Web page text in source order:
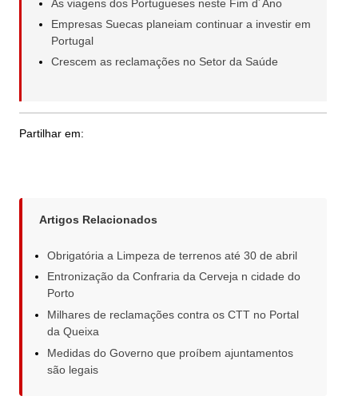
As viagens dos Portugueses neste Fim d´Áno
Empresas Suecas planeiam continuar a investir em
Portugal
Crescem as reclamações no Setor da Saúde
Partilhar em:
Artigos Relacionados
Obrigatória a Limpeza de terrenos até 30 de abril
Entronização da Confraria da Cerveja n cidade do
Porto
Milhares de reclamações contra os CTT no Portal
da Queixa
Medidas do Governo que proíbem ajuntamentos
são legais